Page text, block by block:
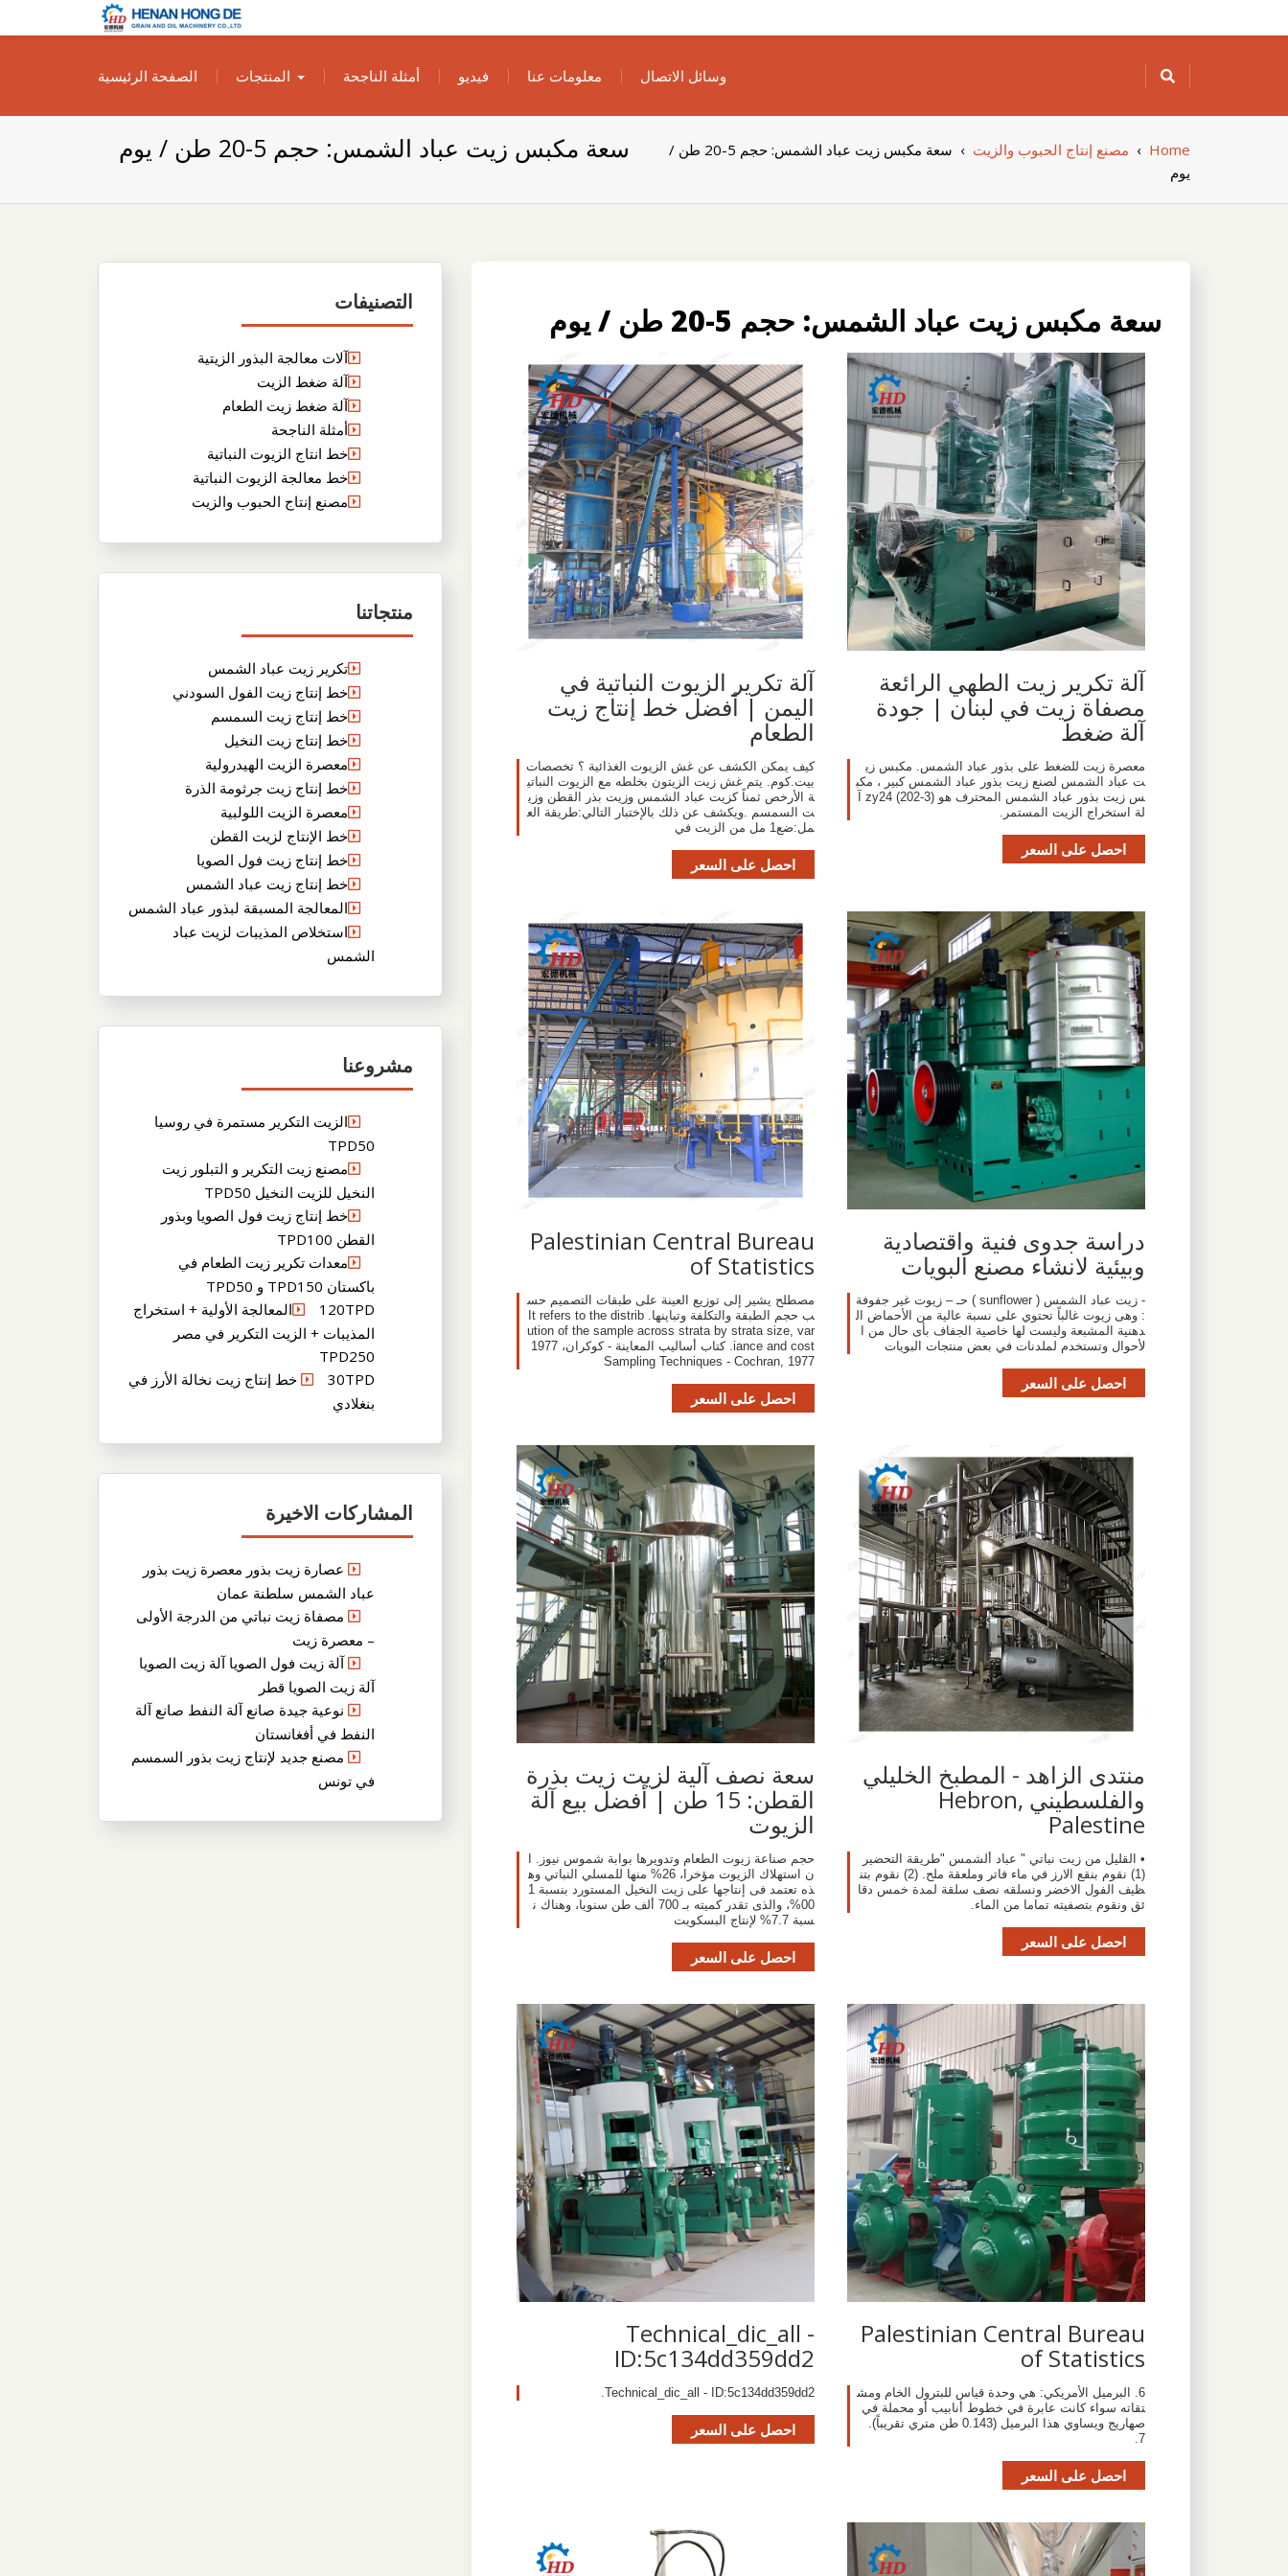
to
الزيوت النباتية
الخاص بك
الصفحة الرئيسية
المنتجات أمثلة الناجحة فيديو معلومات عنا وسائل الاتصال
سعة مكبس زيت عباد الشمس: حجم 5-20 طن / يوم Home
› مصنع إنتاج الحبوب والزيت ›
سعة مكبس زيت عباد الشمس: حجم 5-20 طن /
يوم
التصنيفات
آلات معالجة البذور الزيتية
آلة ضغط الزيت
آلة ضغط زيت الطعام
أمثلة الناجحة
خط انتاج الزيوت النباتية
خط معالجة الزيوت النباتية
مصنع إنتاج الحبوب والزيت
منتجاتنا
تكرير زيت عباد الشمس
خط إنتاج زيت الفول السودني
خط إنتاج زيت السمسم
خط إنتاج زيت النخيل
معصرة الزيت الهيدرولية
خط إنتاج زيت جرثومة الذرة
معصرة الزيت اللولبية
خط الإنتاج لزيت القطن
خط إنتاج زيت فول الصويا
خط إنتاج زيت عباد الشمس
المعالجة المسبقة لبذور عباد الشمس
استخلاص المذيبات لزيت عباد
الشمس
مشروعنا
الزيت التكرير مستمرة في روسيا
TPD50
مصنع زيت التكرير و التبلور زيت
النخيل للزيت النخيل TPD50
خط إنتاج زيت فول الصويا وبذور
القطن TPD100
معدات تكرير زيت الطعام في
باكستان TPD150 و TPD50
120TPDالمعالجة الأولية + استخراج
المذيبات + الزيت التكرير في مصر
TPD250
30TPD خط إنتاج زيت نخالة الأرز في
بنغلادي
المشاركات الاخيرة
عصارة زيت بذور معصرة زيت بذور
عباد الشمس سلطنة عمان
مصفاة زيت نباتي من الدرجة الأولى
– معصرة زيت
آلة زيت فول الصويا آلة زيت الصويا
آلة زيت الصويا قطر
نوعية جيدة صانع آلة النفط صانع آلة
النفط في أفغانستان
مصنع جديد لإنتاج زيت بذور السمسم
في تونس
سعة مكبس زيت عباد الشمس: حجم 5-20 طن / يوم
آلة تكرير زيت الطهي الرائعة
مصفاة زيت في لبنان | جودة
آلة ضغط
معصرة زيت للضغط على بذور عباد الشمس. مكبس زي
ت عباد الشمس لصنع زيت بذور عباد الشمس كبير ، مكب
لة استخراج الزيت المستمر.
احصل على السعر
آلة تكرير الزيوت النباتية في
اليمن | أفضل خط إنتاج زيت
الطعام
كيف يمكن الكشف عن غش الزيوت الغذائية ؟ تخصصات
بيت.كوم. يتم غش زيت الزيتون بخلطه مع الزيوت النباتي
ة الأرخص ثمناً كزيت عباد الشمس وزيت بذر القطن وزي
ت السمسم .ويكشف عن ذلك بالإختبار التالي:طريقة الع
مل:ضع1 مل من الزيت في
احصل على السعر
دراسة جدوى فنية واقتصادية
وبيئية لانشاء مصنع البويات
- زيت عباد الشمس ( sunflower ) حـ – زيوت غير جفوفة
: وهى زيوت غالباً تحتوي على نسبة عالية من الأحماض ال
دهنية المشبعة وليست لها خاصية الجفاف بأى حال من ا
لأحوال وتستخدم لملدنات في بعض منتجات البويات
احصل على السعر
Palestinian Central Bureau
of Statistics
مصطلح يشير إلى توزيع العينة على طبقات التصميم حس
ب حجم الطبقة والتكلفة وتباينها. It refers to the distrib
ution of the sample across strata by strata size, var
iance and cost. كتاب أساليب المعاينة - كوكران، 1977
Sampling Techniques - Cochran, 1977
احصل على السعر
منتدى الزاهد - المطبخ الخليلي
والفلسطيني Hebron,
Palestine
• القليل من زيت نباتي " عباد ألشمس "طريقة التحضير
(1) نقوم بنقع الارز في ماء فاتر وملعقة ملح.‏ (2) نقوم بتن
ظيف الفول الاخضر ونسلقه نصف سلقة لمدة خمس دقا
ئق ونقوم بتصفيته تماما من الماء.
احصل على السعر
سعة نصف آلية لزيت زيت بذرة
القطن: 15 طن | أفضل بيع آلة
الزيوت
حجم صناعة زيوت الطعام وتدويرها بوابة شموس نيوز. ا
ن استهلاك الزيوت مؤخرا، 26% منها للمسلي النباتي وه
ذه تعتمد فى إنتاجها على زيت النخيل المستورد بنسبة 1
00%، والذى تقدر كميته بـ 700 ألف طن سنويا، وهناك ن
سبة 7.7% لإنتاج البسكويت
احصل على السعر
Palestinian Central Bureau
of Statistics
6. البرميل الأمريكي: هي وحدة قياس للبترول الخام ومش
تقاته سواء كانت عابرة في خطوط أنابيب أو محملة في
صهاريج ويساوي هذا البرميل (0.143 طن متري تقريباً).
7.
احصل على السعر
Technical_dic_all -
ID:5c134dd359dd2
Technical_dic_all - ID:5c134dd359dd2.
احصل على السعر